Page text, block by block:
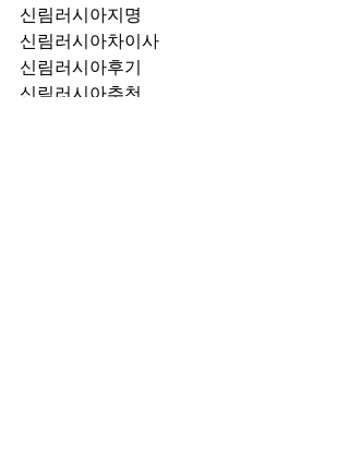
신림러시아지명
신림러시아차이사
신림러시아후기
신림러시아추천